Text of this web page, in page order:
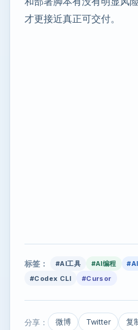
才更接近真正可交付。
标签： #AI工具 #AI编程
#Codex CLI
#Cursor
分享： 微博 Twitter 复